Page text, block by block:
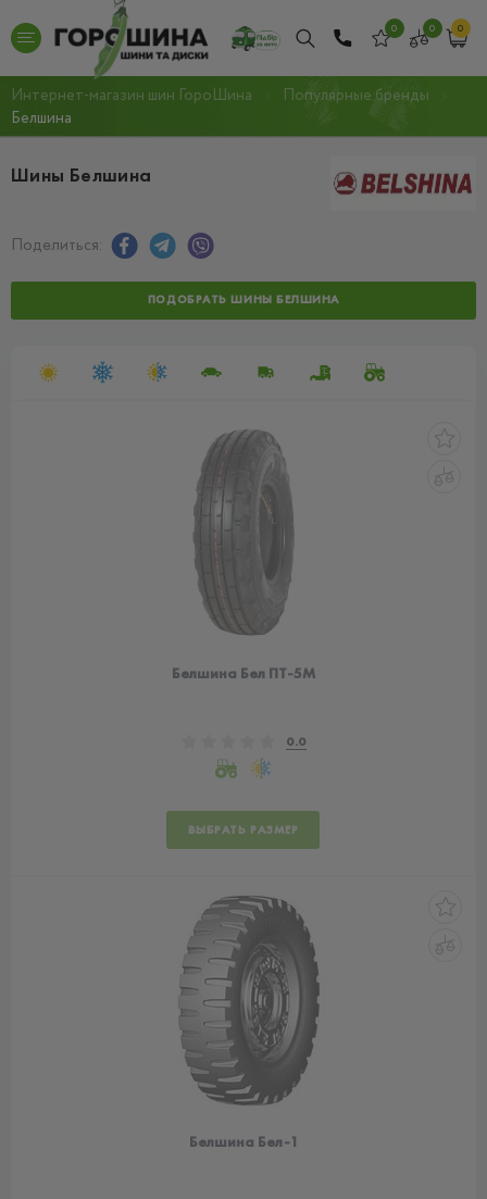
0 0 0
Интернет-магазин шин ГороШина
Популярные бренды
Белшина
Шины Белшина
Поделиться:
ПОДОБРАТЬ ШИНЫ БЕЛШИНА
Белшина Бел ПТ-5М
0.0
ВЫБРАТЬ РАЗМЕР
Белшина Бел-1